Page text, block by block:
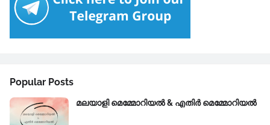
Popular Posts
മലയാളി മെമ്മോറിയൽ & എതിർ മെമ്മോറിയൽ